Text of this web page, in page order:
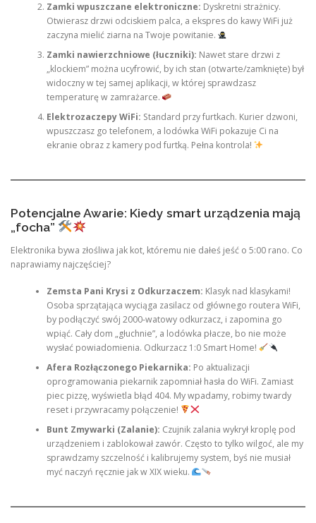
Zamki wpuszczane elektroniczne: Dyskretni strażnicy.
Otwierasz drzwi odciskiem palca, a ekspres do kawy WiFi już
zaczyna mielić ziarna na Twoje powitanie.
Zamki nawierzchniowe (łuczniki): Nawet stare drzwi z
„klockiem” można ucyfrowić, by ich stan (otwarte/zamknięte) był
widoczny w tej samej aplikacji, w której sprawdzasz
temperaturę w zamrażarce.
Elektrozaczepy WiFi: Standard przy furtkach. Kurier dzwoni,
wpuszczasz go telefonem, a lodówka WiFi pokazuje Ci na
ekranie obraz z kamery pod furtką. Pełna kontrola!
Potencjalne Awarie: Kiedy smart urządzenia mają
„focha”
Elektronika bywa złośliwa jak kot, któremu nie dałeś jeść o 5:00 rano. Co
naprawiamy najczęściej?
Zemsta Pani Krysi z Odkurzaczem: Klasyk nad klasykami!
Osoba sprzątająca wyciąga zasilacz od głównego routera WiFi,
by podłączyć swój 2000-watowy odkurzacz, i zapomina go
wpiąć. Cały dom „głuchnie”, a lodówka płacze, bo nie może
wysłać powiadomienia. Odkurzacz 1:0 Smart Home!
Afera Rozłączonego Piekarnika: Po aktualizacji
oprogramowania piekarnik zapomniał hasła do WiFi. Zamiast
piec pizzę, wyświetla błąd 404. My wpadamy, robimy twardy
reset i przywracamy połączenie!
Bunt Zmywarki (Zalanie): Czujnik zalania wykrył kroplę pod
urządzeniem i zablokował zawór. Często to tylko wilgoć, ale my
sprawdzamy szczelność i kalibrujemy system, byś nie musiał
myć naczyń ręcznie jak w XIX wieku.